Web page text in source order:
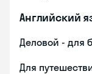
Английский
Деловой - для
Для